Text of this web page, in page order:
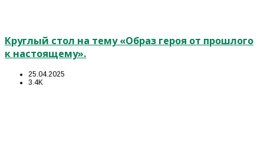
Круглый стол на тему «Образ героя от прошлого
к настоящему».
25.04.2025
3.4K